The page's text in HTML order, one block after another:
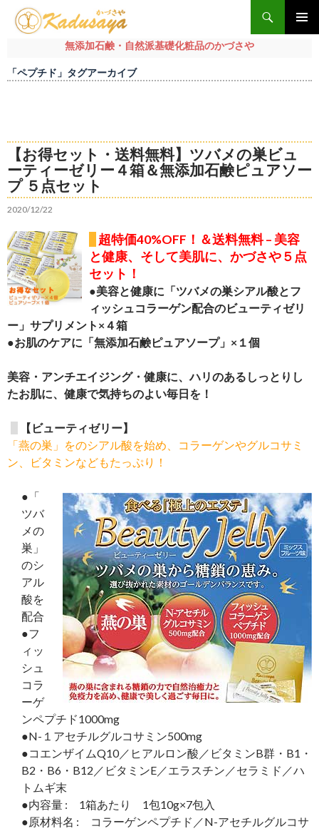
無添加石鹸・自然派基礎化粧品のかづさや
コ
ン
へ
ス
キ
ッ
プ
「ペプチド」タグアーカイブ
【お得セット・送料無料】ツバメの巣ビュ
ーティーゼリー４箱＆無添加石鹸ピュアソー
プ ５点セット
2020/12/22
超特価40%OFF！＆送料無料 – 美容
と健康、そして美肌に、かづさや５点
セット！
●美容と健康に「ツバメの巣シアル酸とフ
ィッシュコラーゲン配合のビューティゼリ
ー」サプリメント×４箱
●お肌のケアに「無添加石鹸ピュアソープ」×１個
美容・アンチエイジング・健康に、ハリのあるしっとりし
たお肌に、健康で気持ちのよい毎日を！
【ビューティゼリー】
「燕の巣」をのシアル酸を始め、コラーゲンやグルコサミ
ン、ビタミンなどもたっぷり！
●「
ツバ
メの
巣」
のシ
アル
酸を
配合
●フ
ィッ
シュ
コラ
ーゲ
ンペプチド1000mg
●N-１アセチルグルコサミン500mg
●コエンザイムQ10／ヒアルロン酸／ビタミンB群・B1・
B2・B6・B12／ビタミンE／エラスチン／セラミド／ハ
トムギ末
●内容量 : 1箱あたり 1包10g×7包入
●原材料名 : コラーゲンペプチド／N-アセチルグルコサ